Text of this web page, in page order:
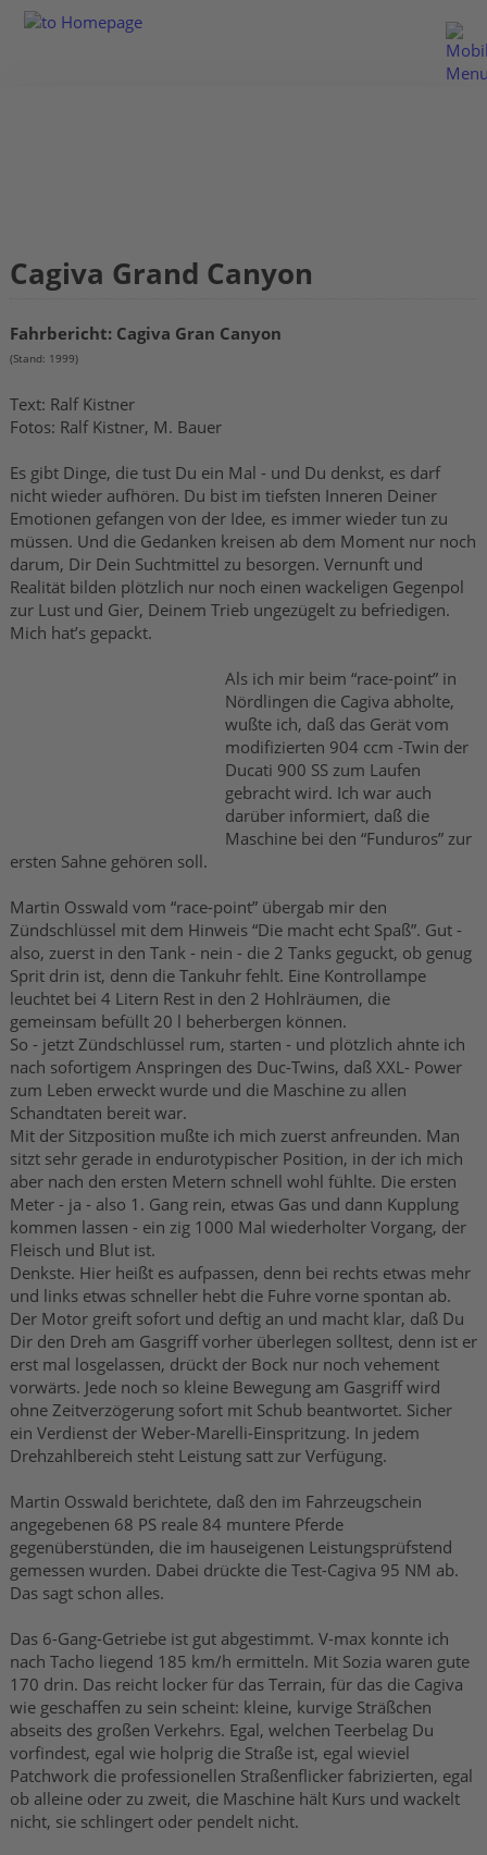
Cagiva Grand Canyon
Fahrbericht: Cagiva Gran Canyon
(Stand: 1999)
Text: Ralf Kistner
Fotos: Ralf Kistner, M. Bauer
Es gibt Dinge, die tust Du ein Mal - und Du denkst, es darf
nicht wieder aufhören. Du bist im tiefsten Inneren Deiner
Emotionen gefangen von der Idee, es immer wieder tun zu
müssen. Und die Gedanken kreisen ab dem Moment nur noch
darum, Dir Dein Suchtmittel zu besorgen. Vernunft und
Realität bilden plötzlich nur noch einen wackeligen Gegenpol
zur Lust und Gier, Deinem Trieb ungezügelt zu befriedigen.
Mich hat’s gepackt.
Als ich mir beim “race-point” in
Nördlingen die Cagiva abholte,
wußte ich, daß das Gerät vom
modifizierten 904 ccm -Twin der
Ducati 900 SS zum Laufen
gebracht wird. Ich war auch
darüber informiert, daß die
Maschine bei den “Funduros” zur
ersten Sahne gehören soll.
Martin Osswald vom “race-point” übergab mir den
Zündschlüssel mit dem Hinweis “Die macht echt Spaß”. Gut -
also, zuerst in den Tank - nein - die 2 Tanks geguckt, ob genug
Sprit drin ist, denn die Tankuhr fehlt. Eine Kontrollampe
leuchtet bei 4 Litern Rest in den 2 Hohlräumen, die
gemeinsam befüllt 20 l beherbergen können.
So - jetzt Zündschlüssel rum, starten - und plötzlich ahnte ich
nach sofortigem Anspringen des Duc-Twins, daß XXL- Power
zum Leben erweckt wurde und die Maschine zu allen
Schandtaten bereit war.
Mit der Sitzposition mußte ich mich zuerst anfreunden. Man
sitzt sehr gerade in endurotypischer Position, in der ich mich
aber nach den ersten Metern schnell wohl fühlte. Die ersten
Meter - ja - also 1. Gang rein, etwas Gas und dann Kupplung
kommen lassen - ein zig 1000 Mal wiederholter Vorgang, der
Fleisch und Blut ist.
Denkste. Hier heißt es aufpassen, denn bei rechts etwas mehr
und links etwas schneller hebt die Fuhre vorne spontan ab.
Der Motor greift sofort und deftig an und macht klar, daß Du
Dir den Dreh am Gasgriff vorher überlegen solltest, denn ist er
erst mal losgelassen, drückt der Bock nur noch vehement
vorwärts. Jede noch so kleine Bewegung am Gasgriff wird
ohne Zeitverzögerung sofort mit Schub beantwortet. Sicher
ein Verdienst der Weber-Marelli-Einspritzung. In jedem
Drehzahlbereich steht Leistung satt zur Verfügung.
Martin Osswald berichtete, daß den im Fahrzeugschein
angegebenen 68 PS reale 84 muntere Pferde
gegenüberstünden, die im hauseigenen Leistungsprüfstend
gemessen wurden. Dabei drückte die Test-Cagiva 95 NM ab.
Das sagt schon alles.
Das 6-Gang-Getriebe ist gut abgestimmt. V-max konnte ich
nach Tacho liegend 185 km/h ermitteln. Mit Sozia waren gute
170 drin. Das reicht locker für das Terrain, für das die Cagiva
wie geschaffen zu sein scheint: kleine, kurvige Sträßchen
abseits des großen Verkehrs. Egal, welchen Teerbelag Du
vorfindest, egal wie holprig die Straße ist, egal wieviel
Patchwork die professionellen Straßenflicker fabrizierten, egal
ob alleine oder zu zweit, die Maschine hält Kurs und wackelt
nicht, sie schlingert oder pendelt nicht.